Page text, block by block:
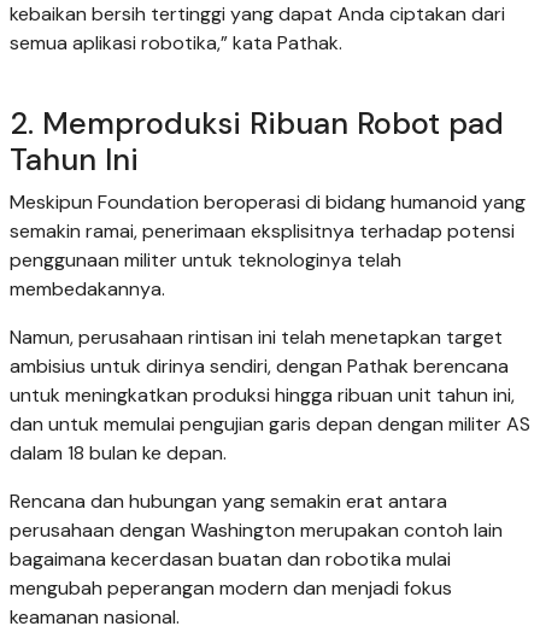
kebaikan bersih tertinggi yang dapat Anda ciptakan dari
semua aplikasi robotika,” kata Pathak.
2. Memproduksi Ribuan Robot pad
Tahun Ini
Meskipun Foundation beroperasi di bidang humanoid yang
semakin ramai, penerimaan eksplisitnya terhadap potensi
penggunaan militer untuk teknologinya telah
membedakannya.
Namun, perusahaan rintisan ini telah menetapkan target
ambisius untuk dirinya sendiri, dengan Pathak berencana
untuk meningkatkan produksi hingga ribuan unit tahun ini,
dan untuk memulai pengujian garis depan dengan militer AS
dalam 18 bulan ke depan.
Rencana dan hubungan yang semakin erat antara
perusahaan dengan Washington merupakan contoh lain
bagaimana kecerdasan buatan dan robotika mulai
mengubah peperangan modern dan menjadi fokus
keamanan nasional.